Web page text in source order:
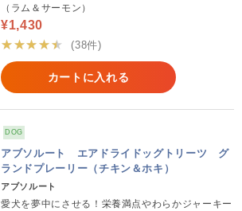
（ラム＆サーモン）
¥1,430
★★★★★
(38件)
カートに入れる
DOG
アブソルート エアドライドッグトリーツ グ
ランドプレーリー（チキン＆ホキ）
アブソルート
愛犬を夢中にさせる！栄養満点やわらかジャーキー